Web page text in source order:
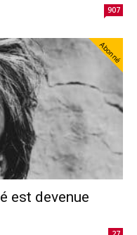
907
Abonné
est devenue